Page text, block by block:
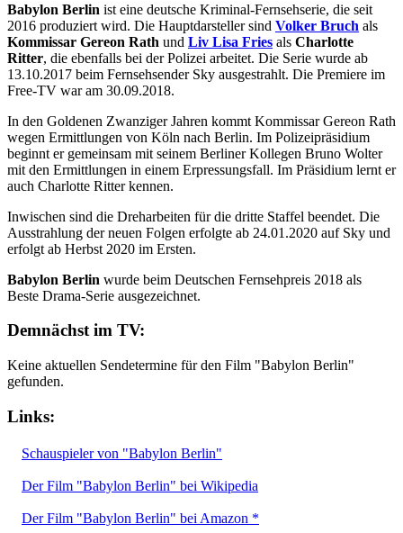
Babylon Berlin ist eine deutsche Kriminal-Fernsehserie, die seit
2016 produziert wird. Die Hauptdarsteller sind Volker Bruch als
Kommissar Gereon Rath und Liv Lisa Fries als Charlotte
Ritter, die ebenfalls bei der Polizei arbeitet. Die Serie wurde ab
13.10.2017 beim Fernsehsender Sky ausgestrahlt. Die Premiere im
Free-TV war am 30.09.2018.
In den Goldenen Zwanziger Jahren kommt Kommissar Gereon Rath
wegen Ermittlungen von Köln nach Berlin. Im Polizeipräsidium
beginnt er gemeinsam mit seinem Berliner Kollegen Bruno Wolter
mit den Ermittlungen in einem Erpressungsfall. Im Präsidium lernt er
auch Charlotte Ritter kennen.
Inwischen sind die Dreharbeiten für die dritte Staffel beendet. Die
Ausstrahlung der neuen Folgen erfolgte ab 24.01.2020 auf Sky und
erfolgt ab Herbst 2020 im Ersten.
Babylon Berlin wurde beim Deutschen Fernsehpreis 2018 als
Beste Drama-Serie ausgezeichnet.
Demnächst im TV:
Keine aktuellen Sendetermine für den Film "Babylon Berlin"
gefunden.
Links:
Schauspieler von "Babylon Berlin"
Der Film "Babylon Berlin" bei Wikipedia
Der Film "Babylon Berlin" bei Amazon *